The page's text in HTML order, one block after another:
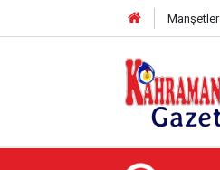
Manşetler